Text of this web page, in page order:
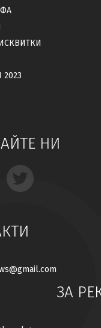
НИ
ЗА